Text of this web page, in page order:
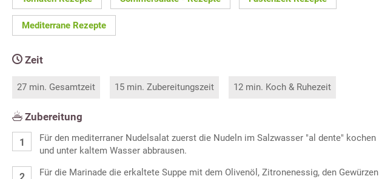
Mediterrane Rezepte
Zeit
27 min. Gesamtzeit 15 min. Zubereitungszeit 12 min. Koch & Ruhezeit
Zubereitung
Für den mediterraner Nudelsalat zuerst die Nudeln im Salzwasser "al dente" kochen
und unter kaltem Wasser abbrausen.
Für die Marinade die erkaltete Suppe mit dem Olivenöl, Zitronenessig, den Gewürzen